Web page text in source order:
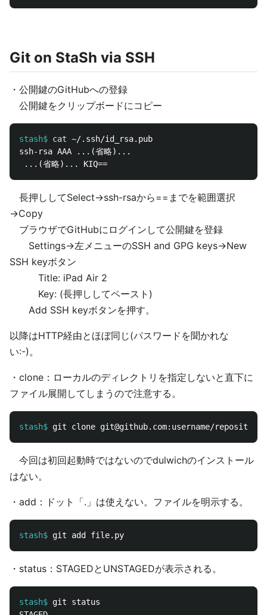
Git on StaSh via SSH
・公開鍵のGitHubへの登録
公開鍵をクリップボードにコピー
stash$ cat
ssh-rsa AAA ...(省略)...
長押ししてSelect→ssh-rsaから==までを範囲選択
→Copy
ブラウザでGitHubにログインして公開鍵を登録
Settings→左メニューのSSH and GPG keys→New
SSH keyボタン
Title: iPad Air 2
Key: (長押ししてペースト)
Add SSH keyボタンを押す。
以降はHTTP経由とほぼ同じ(パスワードを聞かれな
い:-)。
・clone：ローカルのディレクトリを指定しないと直下に
ファイル展開してしまうので注意する。
stash$
今回は初回起動時ではないのでdulwichのインストール
はない。
・add：ドット「.」は使えない。ファイルを明示する。
stash$
・status：STAGEDとUNSTAGEDが表示される。
stash$